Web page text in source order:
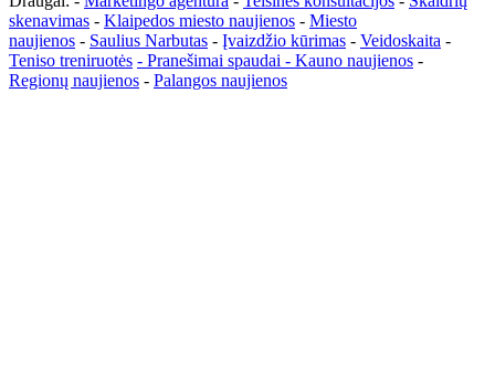
Pagrindinis
skenavimas - Klaipedos miesto naujienos - Miesto
naujienos - Saulius Narbutas - Įvaizdžio kūrimas - Veidoskaita -
Teniso treniruotės - Pranešimai spaudai - Kauno naujienos -
Regionų naujienos - Palangos naujienos